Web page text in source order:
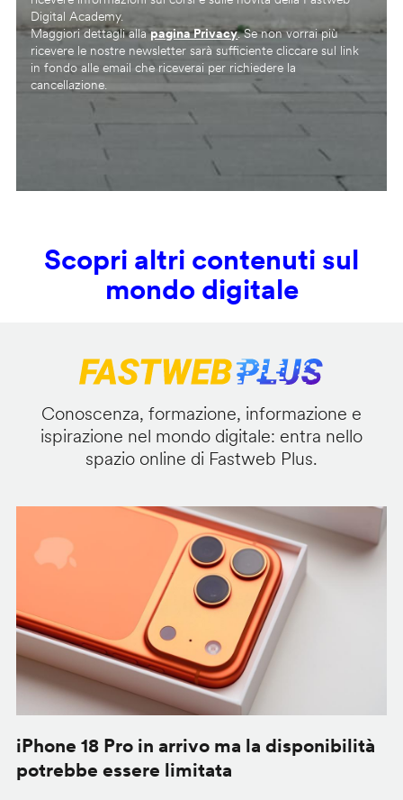
Digital Academy.
Maggiori dettagli allapagina Privacy. Se non vorrai più
ricevere le nostre newsletter sarà sufficiente cliccare sul link
in fondo alle email che riceverai per richiedere la
cancellazione.
Scopri altri contenuti sul
mondo digitale
Conoscenza, formazione, informazione e
ispirazione nel mondo digitale: entra nello
spazio online di Fastweb Plus.
iPhone 18 Pro in arrivo ma la disponibilità
potrebbe essere limitata